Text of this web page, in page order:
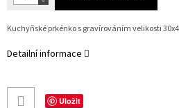
Kuchyňské prkénko s gravírováním velikosti
Detailní informace
Uložit